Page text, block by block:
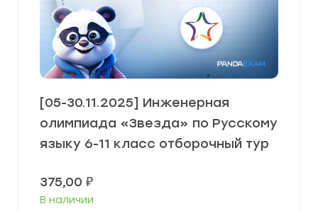
[05-30.11.2025] Инженерная
олимпиада «Звезда» по Русскому
языку 6-11 класс отборочный тур
375,00 ₽
В наличии